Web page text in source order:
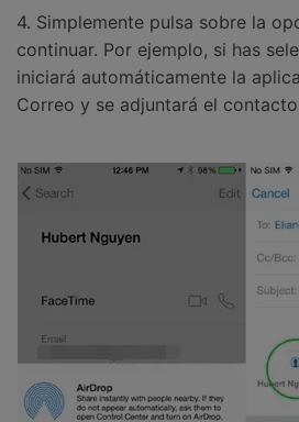
4. Simplemente pulsa sobre la
continuar. Por ejemplo, si has
iniciará automáticamente la
Correo y se adjuntará el